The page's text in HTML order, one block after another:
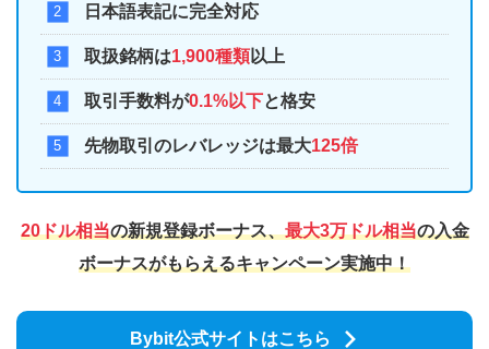
日本語表記に完全対応
取扱銘柄は1,900種類以上
取引手数料が0.1%以下と格安
先物取引のレバレッジは最大125倍
20ドル相当の新規登録ボーナス、最大3万ドル相当の入金
ボーナスがもらえるキャンペーン実施中！
Bybit公式サイトはこちら